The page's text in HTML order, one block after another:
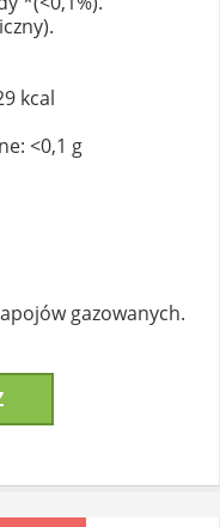
kcal
<0,1 g
gazowanych.